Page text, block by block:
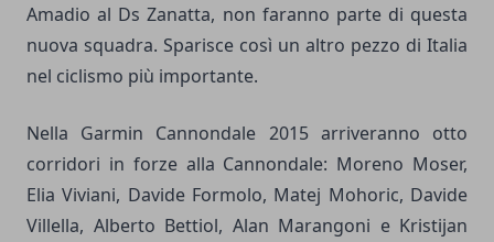
Amadio al Ds Zanatta, non faranno parte di questa
nuova squadra. Sparisce così un altro pezzo di Italia
nel ciclismo più importante.
Nella Garmin Cannondale 2015 arriveranno otto
corridori in forze alla Cannondale: Moreno Moser,
Elia Viviani, Davide Formolo, Matej Mohoric, Davide
Villella, Alberto Bettiol, Alan Marangoni e Kristijan